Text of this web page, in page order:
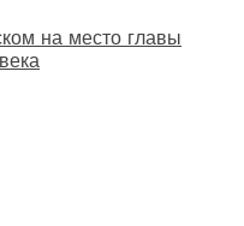
на место главы